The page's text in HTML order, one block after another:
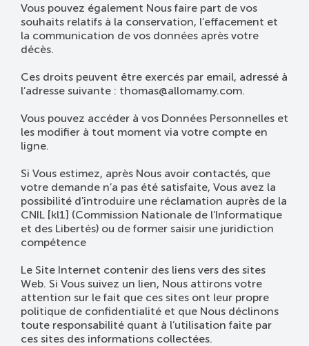
Vous pouvez également Nous faire part de vos
souhaits relatifs à la conservation, l’effacement et
la communication de vos données après votre
décès.
Ces droits peuvent être exercés par email, adressé à
l’adresse suivante : thomas@allomamy.com.
Vous pouvez accéder à vos Données Personnelles et
les modifier à tout moment via votre compte en
ligne.
Si Vous estimez, après Nous avoir contactés, que
votre demande n’a pas été satisfaite, Vous avez la
possibilité d'introduire une réclamation auprès de la
CNIL [kl1] (Commission Nationale de l’Informatique
et des Libertés) ou de former saisir une juridiction
compétence
Le Site Internet contenir des liens vers des sites
Web. Si Vous suivez un lien, Nous attirons votre
attention sur le fait que ces sites ont leur propre
politique de confidentialité et que Nous déclinons
toute responsabilité quant à l’utilisation faite par
ces sites des informations collectées.